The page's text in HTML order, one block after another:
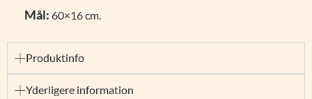
Mål: 60×16 cm.
Produktinfo
Yderligere information